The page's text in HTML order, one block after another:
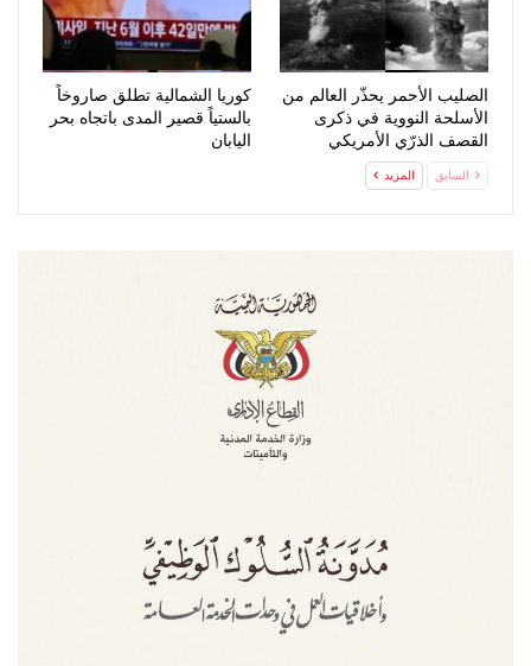
الصليب الأحمر يحذّر العالم من
الأسلحة النووية في ذكرى
القصف الذرّي الأمريكي
لهيروشيما
كوريا الشمالية تطلق صاروخاً
بالستياً قصير المدى باتجاه بحر
اليابان
السابق المزيد